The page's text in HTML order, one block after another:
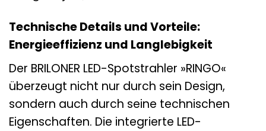
Technische Details und Vorteile:
Energieeffizienz und Langlebigkeit
Der BRILONER LED-Spotstrahler »RINGO«
überzeugt nicht nur durch sein Design,
sondern auch durch seine technischen
Eigenschaften. Die integrierte LED-